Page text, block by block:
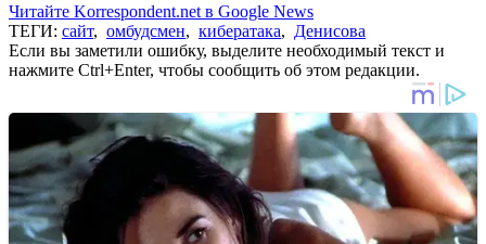
Читайте Korrespondent.net в Google News
ТЕГИ: сайт, омбудсмен, кибератака, Денисова
Если вы заметили ошибку, выделите необходимый текст и
нажмите Ctrl+Enter, чтобы сообщить об этом редакции.